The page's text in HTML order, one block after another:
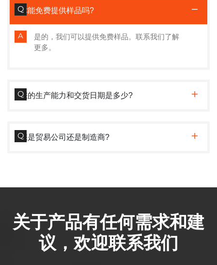
你能免费提供样品吗?
是的，我们可以提供免费样品。联系我们了解
更多。
您的生产能力和交货日期是多少?
您是贸易公司还是制造商?
关于产品有任何需求和建
议，欢迎联系我们